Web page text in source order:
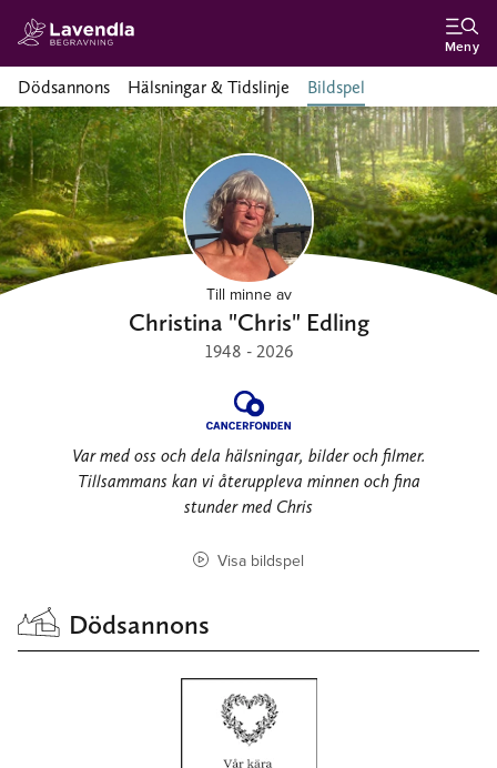
Meny
Dödsannons Hälsningar & Tidslinje Bildspel
Till minne av
Christina "Chris" Edling
1948 - 2026
Var med oss och dela hälsningar, bilder och filmer.
Tillsammans kan vi återuppleva minnen och fina
stunder med Chris
Visa bildspel
Dödsannons